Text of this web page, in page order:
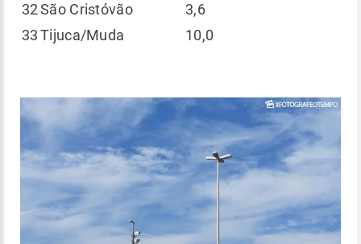
32São Cristóvão
3,6
33Tijuca/Muda 10,0